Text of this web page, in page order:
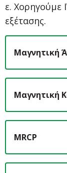
ε. Χορηγούμε
εξέτασης.
Μαγνητική
Μαγνητική
MRCP